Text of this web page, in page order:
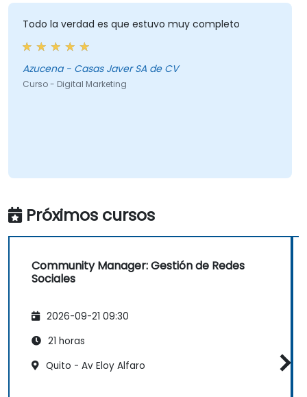
Todo la verdad es que estuvo muy completo
Azucena - Casas Javer SA de CV
Curso - Digital Marketing
Próximos cursos
Community Manager: Gestión de Redes
Sociales
2026-09-21 09:30
21 horas
Quito - Av Eloy Alfaro